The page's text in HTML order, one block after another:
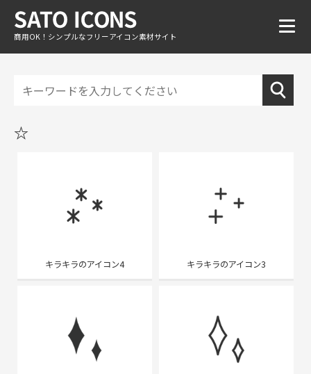
商用OK！シンプルなフリーアイコン素材サイト
☆
キラキラのアイコン4 キラキラのアイコン3